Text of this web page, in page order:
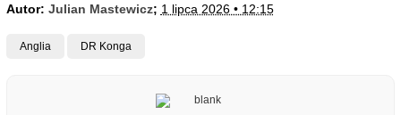
Autor: Julian Mastewicz; 1 lipca 2026 • 12:15
Anglia DR Konga